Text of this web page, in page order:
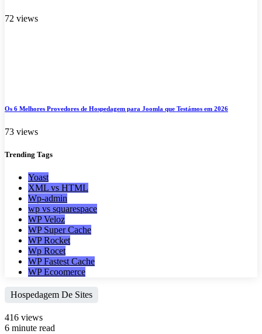
72 views
Os 6 Melhores Provedores de Hospedagem para Joomla que Testámos em 2026
73 views
Trending Tags
Yoast
XML vs HTML
Wp-admin
wp vs squarespace
WP Veloz
WP Super Cache
WP Rocket
Wp Rocet
WP Fastest Cache
WP Ecoomerce
Hospedagem De Sites
416 views
6 minute read